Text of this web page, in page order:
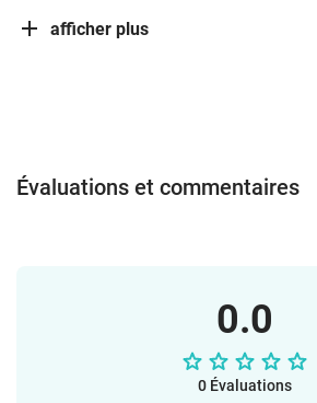
afficher plus
Évaluations et commentaires
0.0
0 Évaluations